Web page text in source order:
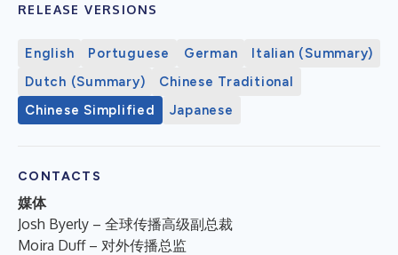
RELEASE VERSIONS
English Portuguese German
Italian (Summary)
Dutch (Summary)
Chinese Traditional
Chinese Simplified
Japanese
CONTACTS
媒体
Josh Byerly – 全球传播高级副总裁
Moira Duff – 对外传播总监